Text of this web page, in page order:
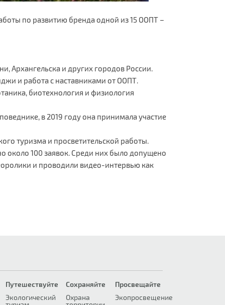
по развитию бренда одной из 15 ООПТ –
Архангельска и других городов России.
и работа с наставниками от ООПТ.
биотехнология и физиология
в 2019 году она принимала участие
туризма и просветительской работы.
около 100 заявок. Среди них было допущено
и проводили видео-интервью как
Путешествуйте
Экологический
Сохраняйте
Охрана
Просвещайте
Экопросвещение